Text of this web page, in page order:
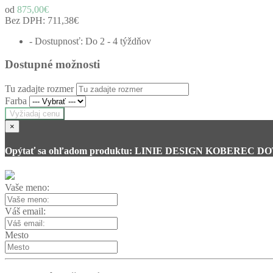
od 875,00€
Bez DPH: 711,38€
- Dostupnosť: Do 2 - 4 týždňov
Dostupné možnosti
Tu zadajte rozmer
Farba
Vyžiadaj cenu
×
Opýtať sa ohľadom produktu: LINIE DESIGN KOBEREC
Vaše meno:
Váš email:
Mesto